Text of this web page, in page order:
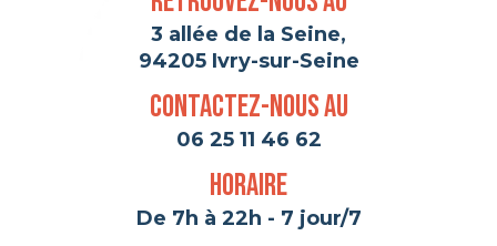
3 allée de la Seine,
94205 Ivry-sur-Seine
Contactez-nous au
06 25 11 46 62
Horaire
De 7h à 22h - 7 jour/7